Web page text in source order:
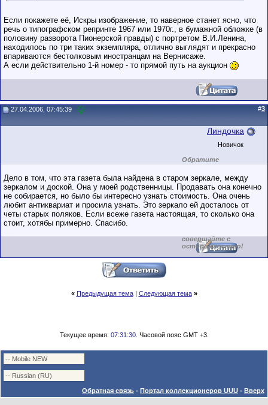
Если покажете её, Искры изображение, то наверное станет ясно, что
речь о типографском репринте 1967 или 1970г., в бумажной обложке (в
половину разворота Пионерской правды) с портретом В.И.Ленина,
находилось по три таких экземпляра, отлично выглядят и прекрасно
впариваются бестолковым иностранцам на Вернисаже.
А если действительно 1-й номер - то прямой путь на аукцион
27.04.2006, 07:45:39 #3
Линдочка
Новичок
Обратите
внимание на
пользователя на
этом форуме.
Сделки с
пользователями,
обладающими
низким
совершайте с
осторожностью!
Дело в том, что эта газета была найдена в старом зеркале, между
зеркалом и доской. Она у моей родственницы. Продавать она конечно
не собирается, но было бы интересно узнать стоимость. Она очень
любит антиквариат и просила узнать. Это зеркало ей досталось от
четы старых поляков. Если всеже газета настоящая, то сколько она
стоит, хотябы примерно. Спасибо.
« Предыдущая тема| Следующая тема »
Текущее время: 07:31:30. Часовой пояс GMT +3.
Обратная связь - Портал коллекционеров UUU - Вверх